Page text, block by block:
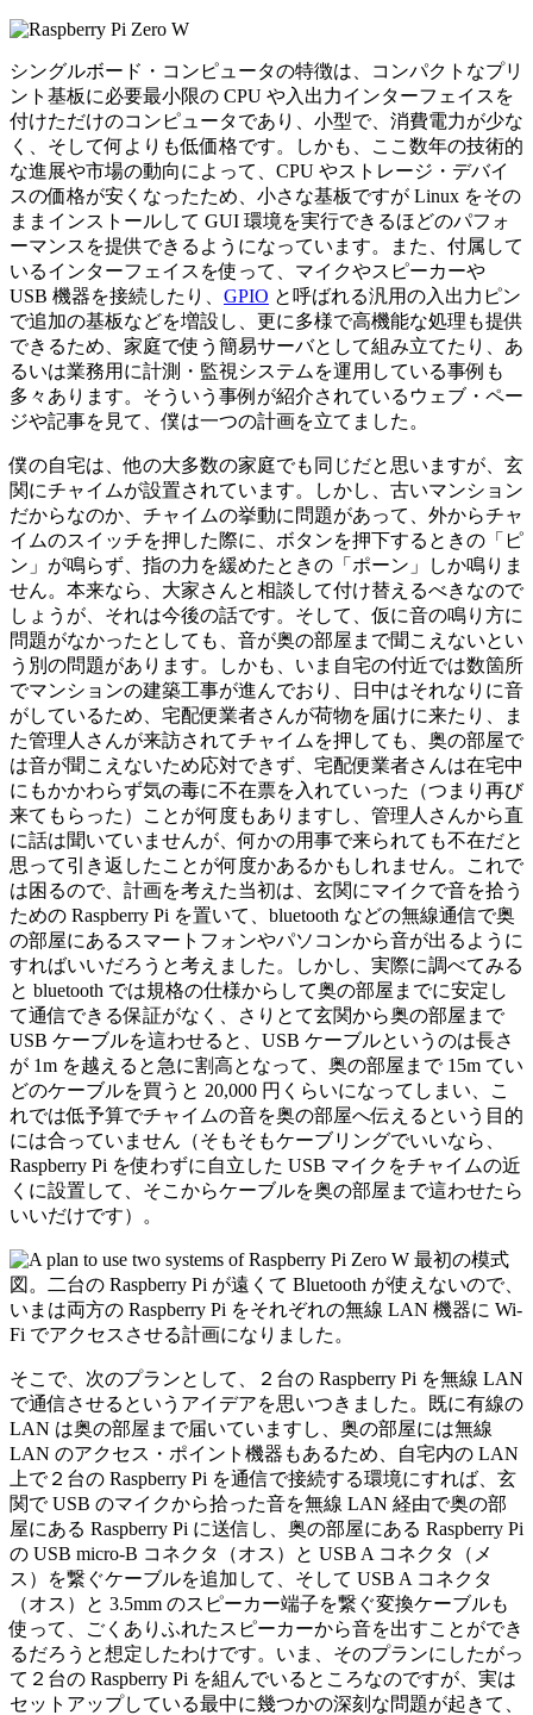
シングルボード・コンピュータの特徴は、コンパクトなプリ
ント基板に必要最小限の CPU や入出力インターフェイスを
付けただけのコンピュータであり、小型で、消費電力が少な
く、そして何よりも低価格です。しかも、ここ数年の技術的
な進展や市場の動向によって、CPU やストレージ・デバイ
スの価格が安くなったため、小さな基板ですが Linux をその
ままインストールして GUI 環境を実行できるほどのパフォ
ーマンスを提供できるようになっています。また、付属して
いるインターフェイスを使って、マイクやスピーカーや
USB 機器を接続したり、 GPIO と呼ばれる汎用の入出力ピン
で追加の基板などを増設し、更に多様で高機能な処理も提供
できるため、家庭で使う簡易サーバとして組み立てたり、あ
るいは業務用に計測・監視システムを運用している事例も
多々あります。そういう事例が紹介されているウェブ・ペー
ジや記事を見て、僕は一つの計画を立てました。
僕の自宅は、他の大多数の家庭でも同じだと思いますが、玄
関にチャイムが設置されています。しかし、古いマンション
だからなのか、チャイムの挙動に問題があって、外からチャ
イムのスイッチを押した際に、ボタンを押下するときの「ピ
ン」が鳴らず、指の力を緩めたときの「ポーン」しか鳴りま
せん。本来なら、大家さんと相談して付け替えるべきなので
しょうが、それは今後の話です。そして、仮に音の鳴り方に
問題がなかったとしても、音が奥の部屋まで聞こえないとい
う別の問題があります。しかも、いま自宅の付近では数箇所
でマンションの建築工事が進んでおり、日中はそれなりに音
がしているため、宅配便業者さんが荷物を届けに来たり、ま
た管理人さんが来訪されてチャイムを押しても、奥の部屋で
は音が聞こえないため応対できず、宅配便業者さんは在宅中
にもかかわらず気の毒に不在票を入れていった（つまり再び
来てもらった）ことが何度もありますし、管理人さんから直
に話は聞いていませんが、何かの用事で来られても不在だと
思って引き返したことが何度かあるかもしれません。これで
は困るので、計画を考えた当初は、玄関にマイクで音を拾う
ための Raspberry Pi を置いて、bluetooth などの無線通信で奥
の部屋にあるスマートフォンやパソコンから音が出るように
すればいいだろうと考えました。しかし、実際に調べてみる
と bluetooth では規格の仕様からして奥の部屋までに安定し
て通信できる保証がなく、さりとて玄関から奥の部屋まで
USB ケーブルを這わせると、USB ケーブルというのは長さ
が 1m を越えると急に割高となって、奥の部屋まで 15m てい
どのケーブルを買うと 20,000 円くらいになってしまい、こ
れでは低予算でチャイムの音を奥の部屋へ伝えるという目的
には合っていません（そもそもケーブリングでいいなら、
Raspberry Pi を使わずに自立した USB マイクをチャイムの近
くに設置して、そこからケーブルを奥の部屋まで這わせたら
いいだけです）。
最初の模式
図。二台の Raspberry Pi が遠くて Bluetooth が使えないので、
いまは両方の Raspberry Pi をそれぞれの無線 LAN 機器に Wi-
Fi でアクセスさせる計画になりました。
そこで、次のプランとして、２台の Raspberry Pi を無線 LAN
で通信させるというアイデアを思いつきました。既に有線の
LAN は奥の部屋まで届いていますし、奥の部屋には無線
LAN のアクセス・ポイント機器もあるため、自宅内の LAN
上で２台の Raspberry Pi を通信で接続する環境にすれば、玄
関で USB のマイクから拾った音を無線 LAN 経由で奥の部
屋にある Raspberry Pi に送信し、奥の部屋にある Raspberry Pi
の USB micro-B コネクタ（オス）と USB A コネクタ（メ
ス）を繋ぐケーブルを追加して、そして USB A コネクタ
（オス）と 3.5mm のスピーカー端子を繋ぐ変換ケーブルも
使って、ごくありふれたスピーカーから音を出すことができ
るだろうと想定したわけです。いま、そのプランにしたがっ
て２台の Raspberry Pi を組んでいるところなのですが、実は
セットアップしている最中に幾つかの深刻な問題が起きて、